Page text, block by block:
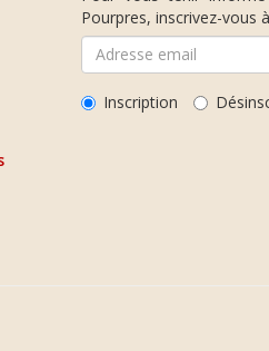
Pourpres, inscrivez-vous
Inscription